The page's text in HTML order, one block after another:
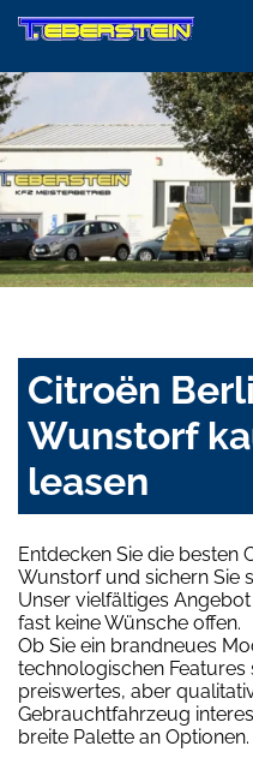
Citroën
Wunstorf
leasen
Entdecken Sie die besten
Wunstorf und sichern Sie
Unser vielfältiges
fast keine Wünsche offen.
Ob Sie ein brandneues
technologischen
preiswertes, aber
Gebrauchtfahrzeug
breite Palette an Optionen.